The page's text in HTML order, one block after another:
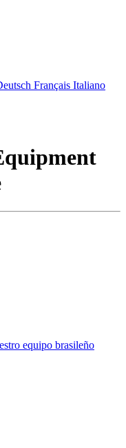
Français Italiano
equipo brasileño